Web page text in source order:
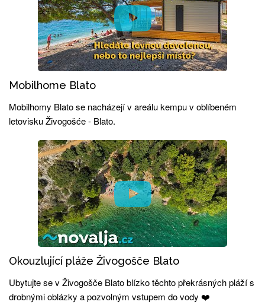
Mobilhome Blato
Mobilhomy Blato se nacházejí v areálu kempu v oblíbeném
letovisku Živogošće - Blato.
Okouzlující pláže Živogošče Blato
Ubytujte se v Živogošče Blato blízko těchto překrásných pláží s
drobnými oblázky a pozvolným vstupem do vody ❤️